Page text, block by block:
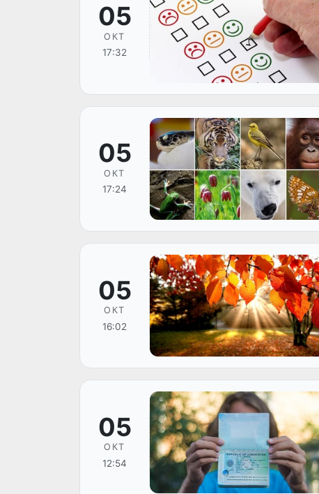
05
ОКТ
17:32
05
ОКТ
17:24
05
ОКТ
16:02
05
ОКТ
12:54